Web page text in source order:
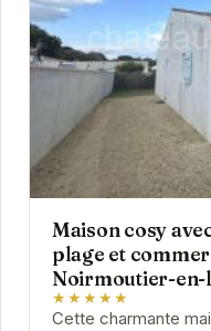
Maison cosy
plage et
Noirmoutier-en-
★★★★★
Cette charmante